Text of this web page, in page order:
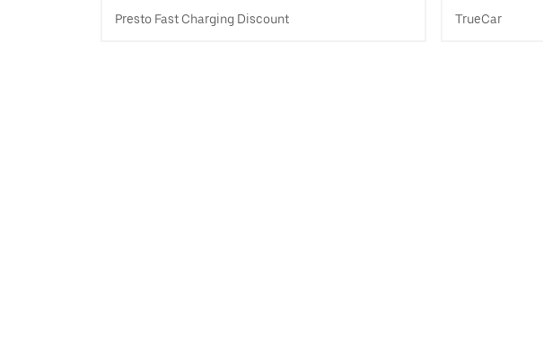
Presto Fast Charging Discount TrueCar